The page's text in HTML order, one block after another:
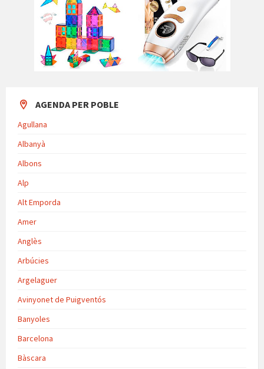
AGENDA PER POBLE
Agullana
Albanyà
Albons
Alp
Alt Emporda
Amer
Anglès
Arbúcies
Argelaguer
Avinyonet de Puigventós
Banyoles
Barcelona
Bàscara